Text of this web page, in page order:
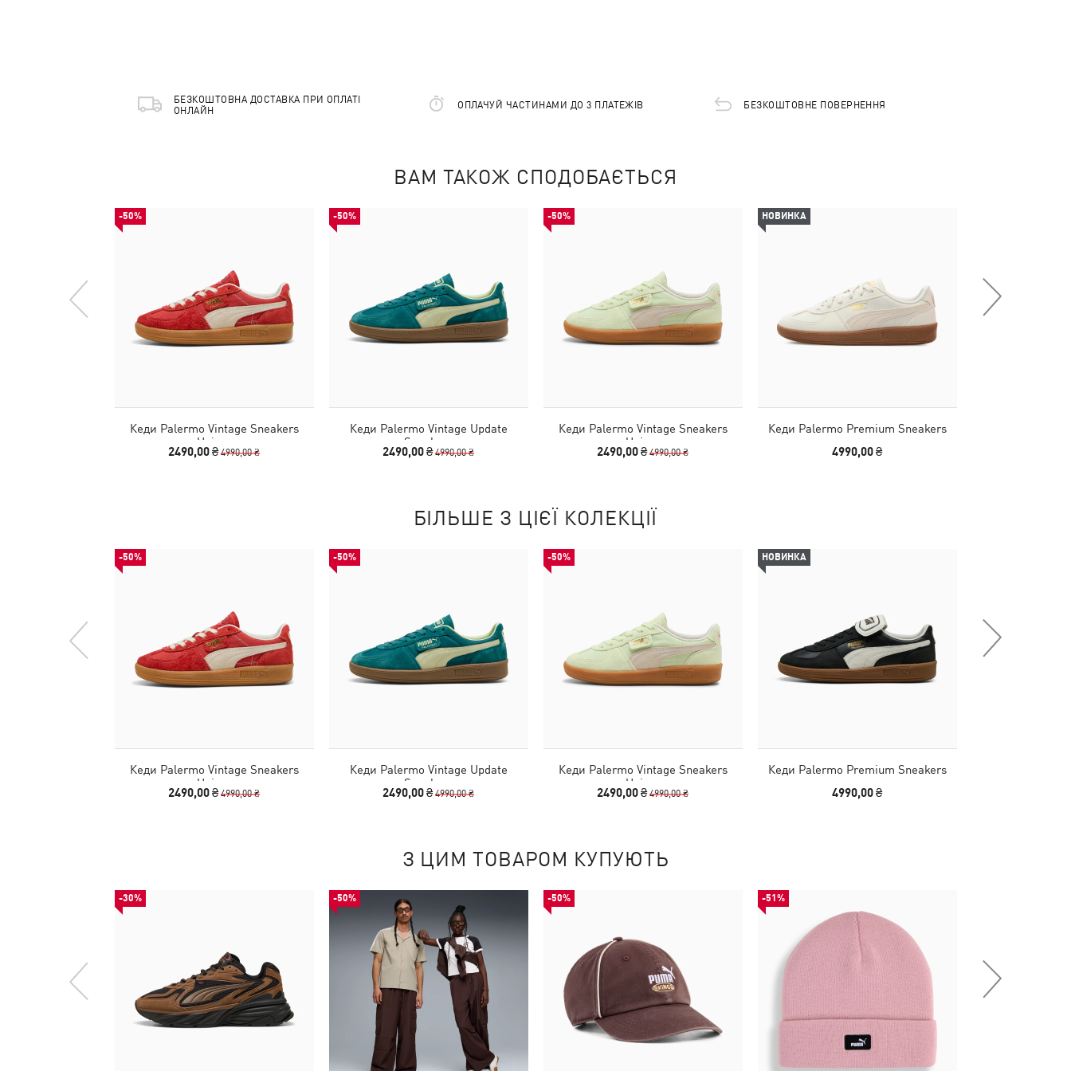
БЕЗКОШТОВНА ДОСТАВКА ПРИ ОПЛАТІ
ОНЛАЙН
ОПЛАЧУЙ ЧАСТИНАМИ ДО 3 ПЛАТЕЖІВ БЕЗКОШТОВНЕ ПОВЕРНЕННЯ
ВАМ ТАКОЖ СПОДОБАЄТЬСЯ
-50%
Кеди Palermo Vintage Sneakers
Unisex
2490,00 ₴4990,00 ₴
-50%
Кеди Palermo Vintage Update
Sneakers
2490,00 ₴4990,00 ₴
-50%
Кеди Palermo Vintage Sneakers
Unisex
2490,00 ₴4990,00 ₴
НОВИНКА
Кеди Palermo Premium Sneakers
4990,00 ₴
БІЛЬШЕ З ЦІЄЇ КОЛЕКЦІЇ
-50%
Кеди Palermo Vintage Sneakers
Unisex
2490,00 ₴4990,00 ₴
-50%
Кеди Palermo Vintage Update
Sneakers
2490,00 ₴4990,00 ₴
-50%
Кеди Palermo Vintage Sneakers
Unisex
2490,00 ₴4990,00 ₴
НОВИНКА
Кеди Palermo Premium Sneakers
4990,00 ₴
З ЦИМ ТОВАРОМ КУПУЮТЬ
-30% -50% -50% -51%